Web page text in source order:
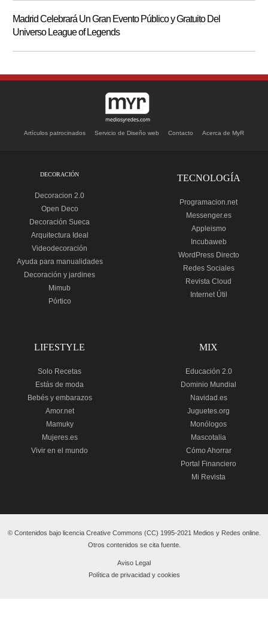
Madrid Celebrará Un Gran Evento Público y Gratuito Del
Universo League of Legends
Artículos patrocinados Servicio de Diseño web Contacto Acerca de MyR
DECORACIÓN
Decoracion 2.0
Open Deco
Decoración Sueca
Arquitectura Ideal
Videodecoración
Ayuda para manualidades
Decoración y jardines
Mimub
Pórtico
TECNOLOGÍA
Programacion.net
Messenger.es
Appleismo
Incubaweb
WordPress Directo
Redes Sociales
Revista Cloud
Internet Útil
LIFESTYLE
Solo Recetas
Estás de moda
Bebés y embarazos
Amor.net
Mamuky
Mujeres.es
Vivir en el mundo
MIX
Educación 2.0
Dominio Mundial
Navidad.es
Juguetes.org
Monólogos
Mascotalia
Cómo Ahorrar
Portal Financiero
Mi Revista
© Contenidos bajo licencia Creative Commons (CC) 1995-2021 Medios y Redes online.
Otros contenidos se cita fuente.
Aviso Legal
Política de privacidad y cookies